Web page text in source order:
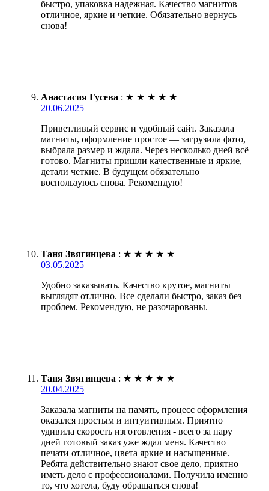
быстро, упаковка надежная. Качество магнитов
отличное, яркие и четкие. Обязательно вернусь
снова!
Анастасия Гусева : ★ ★ ★ ★ ★
20.06.2025
Приветливый сервис и удобный сайт. Заказала
магниты, оформление простое — загрузила фото,
выбрала размер и ждала. Через несколько дней всё
готово. Магниты пришли качественные и яркие,
детали четкие. В будущем обязательно
воспользуюсь снова. Рекомендую!
Таня Звягинцева : ★ ★ ★ ★ ★
03.05.2025
Удобно заказывать. Качество крутое, магниты
выглядят отлично. Все сделали быстро, заказ без
проблем. Рекомендую, не разочарованы.
Таня Звягинцева : ★ ★ ★ ★ ★
20.04.2025
Заказала магниты на память, процесс оформления
оказался простым и интуитивным. Приятно
удивила скорость изготовления - всего за пару
дней готовый заказ уже ждал меня. Качество
печати отличное, цвета яркие и насыщенные.
Ребята действительно знают свое дело, приятно
иметь дело с профессионалами. Получила именно
то, что хотела, буду обращаться снова!